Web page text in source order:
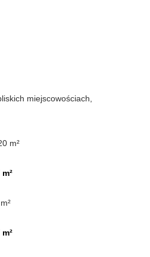
miejscowościach,
m²